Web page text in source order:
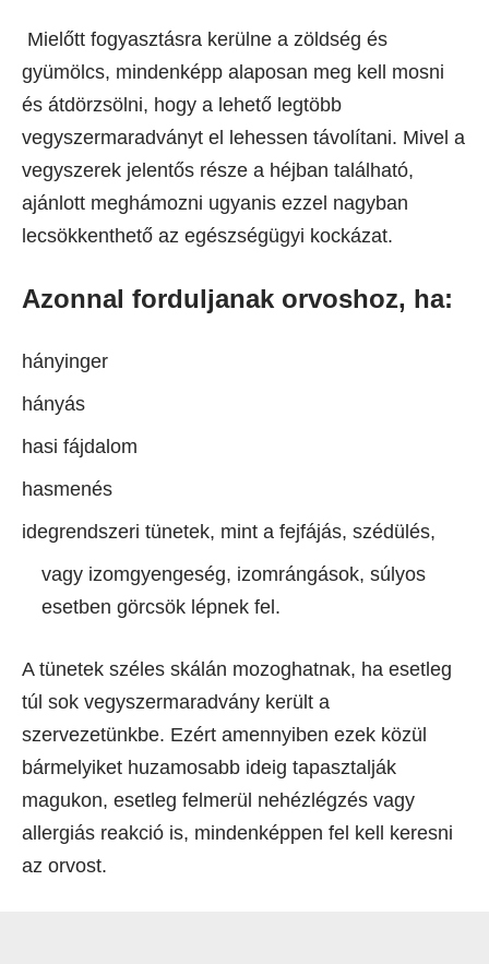
Mielőtt fogyasztásra kerülne a zöldség és
gyümölcs, mindenképp alaposan meg kell mosni
és átdörzsölni, hogy a lehető legtöbb
vegyszermaradványt el lehessen távolítani. Mivel a
vegyszerek jelentős része a héjban található,
ajánlott meghámozni ugyanis ezzel nagyban
lecsökkenthető az egészségügyi kockázat.
Azonnal forduljanak orvoshoz, ha:
hányinger
hányás
hasi fájdalom
hasmenés
idegrendszeri tünetek, mint a fejfájás, szédülés,
vagy izomgyengeség, izomrángások, súlyos
esetben görcsök lépnek fel.
A tünetek széles skálán mozoghatnak, ha esetleg
túl sok vegyszermaradvány került a
szervezetünkbe. Ezért amennyiben ezek közül
bármelyiket huzamosabb ideig tapasztalják
magukon, esetleg felmerül nehézlégzés vagy
allergiás reakció is, mindenképpen fel kell keresni
az orvost.